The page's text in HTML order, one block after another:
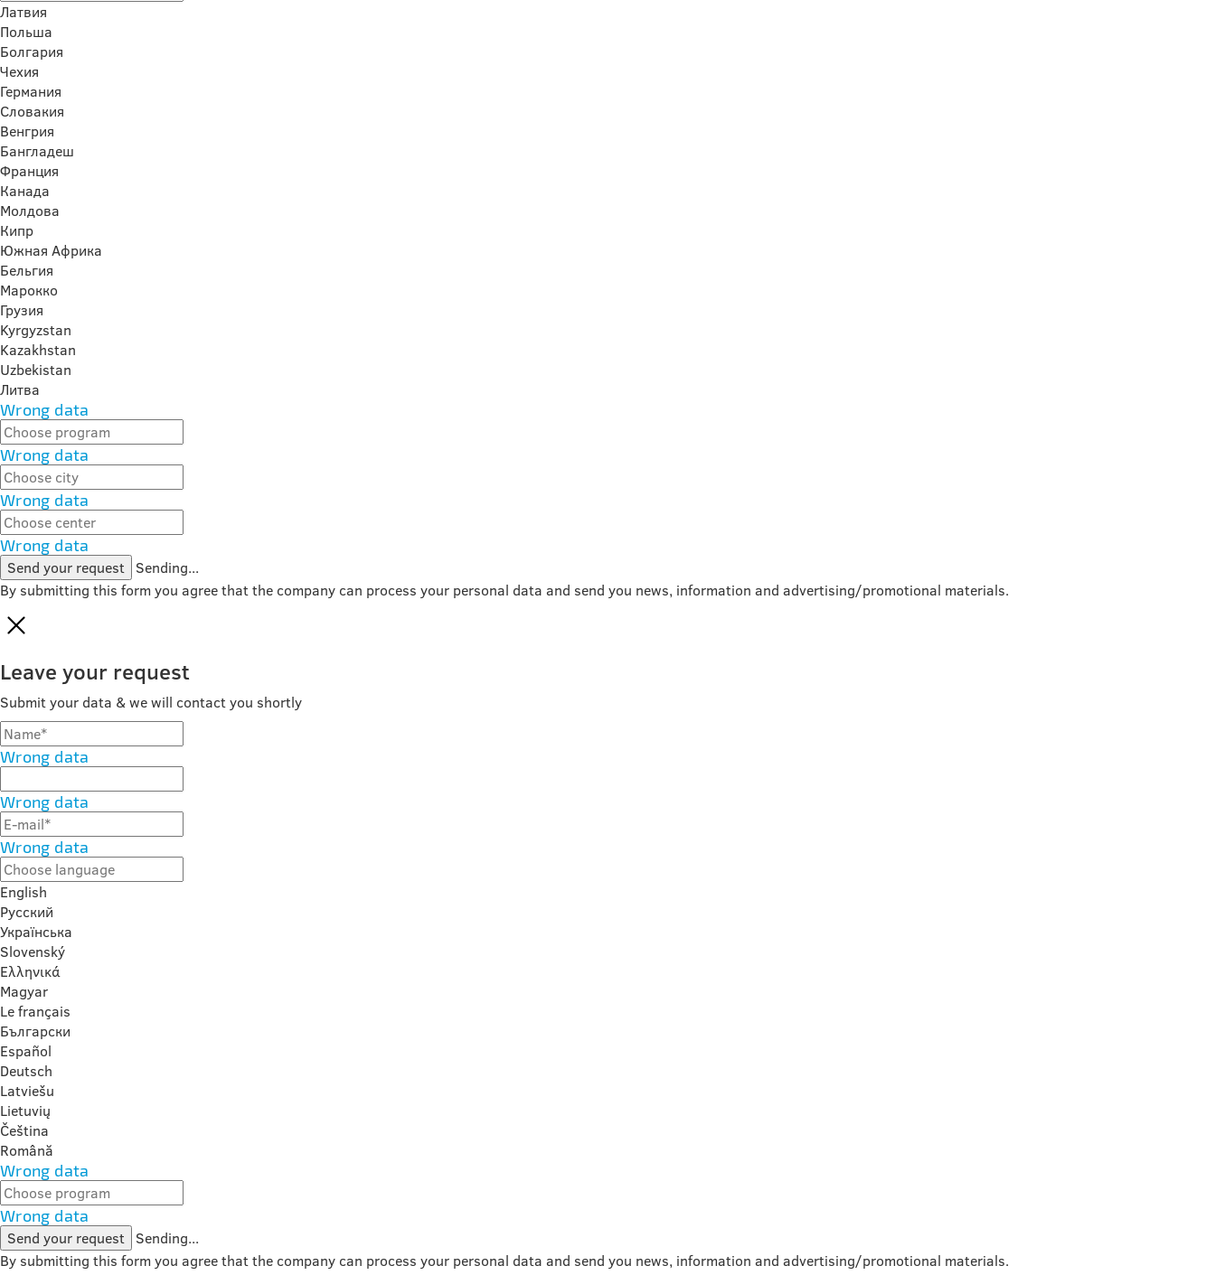
Латвия
Польша
Болгария
Чехия
Германия
Словакия
Венгрия
Бангладеш
Франция
Канада
Молдова
Кипр
Южная Африка
Бельгия
Марокко
Грузия
Kyrgyzstan
Kazakhstan
Uzbekistan
Литва
Wrong data
Wrong data
Wrong data
Wrong data
Send your request Sending...
By submitting this form you agree that the company can process your personal data and send you news, information and advertising/promotional materials.
Leave your request
Submit your data & we will contact you shortly
Wrong data
Wrong data
Wrong data
English
Русский
Українська
Slovenský
Ελληνικά
Magyar
Le français
Български
Español
Deutsch
Latviešu
Lietuvių
Čeština
Română
Wrong data
Wrong data
Send your request Sending...
By submitting this form you agree that the company can process your personal data and send you news, information and advertising/promotional materials.